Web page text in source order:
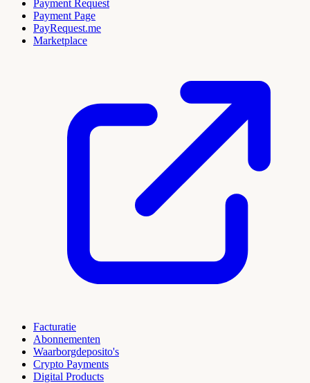
Payment Request
Payment Page
PayRequest.me
Marketplace
Facturatie
Abonnementen
Waarborgdeposito's
Crypto Payments
Digital Products